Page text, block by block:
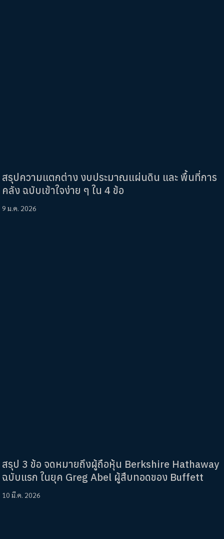
สรุปความแตกต่าง งบประมาณแผ่นดิน และ พื้นที่การ
คลัง ฉบับเข้าใจง่าย ๆ ใน 4 ข้อ
9 ม.ค. 2026
สรุป 3 ข้อ จดหมายถึงผู้ถือหุ้น Berkshire Hathaway
ฉบับแรก ในยุค Greg Abel ผู้สืบทอดของ Buffett
10 มี.ค. 2026